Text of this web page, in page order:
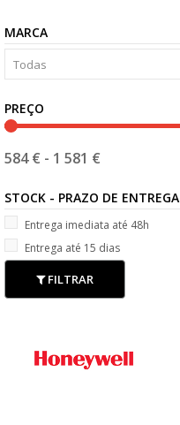
MARCA
PREÇO
584 € - 1 581 €
STOCK - PRAZO DE ENTREGA
Entrega imediata até 48h
Entrega até 15 dias
FILTRAR